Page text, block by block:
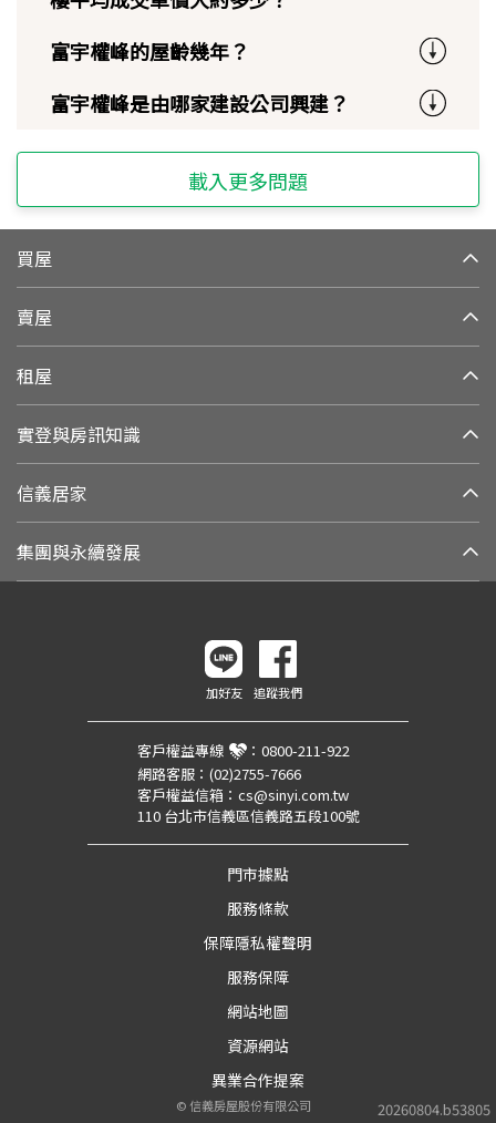
富宇權峰的屋齡幾年？
富宇權峰是由哪家建設公司興建？
載入更多問題
買屋
賣屋
租屋
實登與房訊知識
信義居家
集團與永續發展
20260804.b53805
加好友 追蹤我們
客戶權益專線 ： 0800-211-922
網路客服： (02)2755-7666
客戶權益信箱： cs@sinyi.com.tw
110 台北市信義區信義路五段100號
門市據點
服務條款
保障隱私權聲明
服務保障
網站地圖
資源網站
異業合作提案
©信義房屋股份有限公司